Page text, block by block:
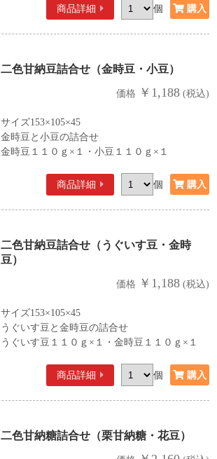
商品詳細 個
二色甘納豆詰合せ（金時豆・小豆）
価格 ￥1,188(税込)
サイズ153×105×45
金時豆と小豆の詰合せ
金時豆１１０ｇ×１・小豆１１０ｇ×１
商品詳細 個
二色甘納豆詰合せ（うぐいす豆・金時
豆）
価格 ￥1,188(税込)
サイズ153×105×45
うぐいす豆と金時豆の詰合せ
うぐいす豆１１０ｇ×１・金時豆１１０ｇ×１
商品詳細 個
二色甘納糖詰合せ（栗甘納糖・花豆）